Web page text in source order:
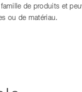
de produits et
ou de matériau.